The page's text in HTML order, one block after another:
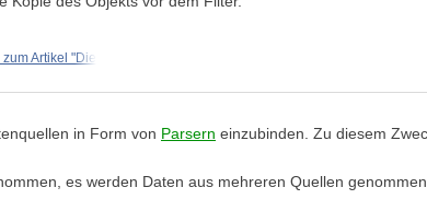
Artikel "Die
in Form von Parsern einzubinden. Zu diesem
es werden Daten aus mehreren Quellen